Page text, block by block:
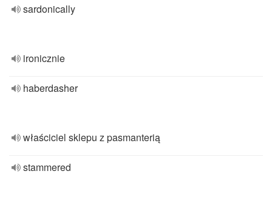
sardonically
ironicznie
haberdasher
właściciel sklepu z pasmanterią
stammered